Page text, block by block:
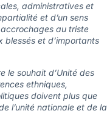
administratives et
et d’un sens
au triste
blessés et d’importants
le souhait d’Unité des
ethniques,
doivent plus que
l’unité nationale et de la